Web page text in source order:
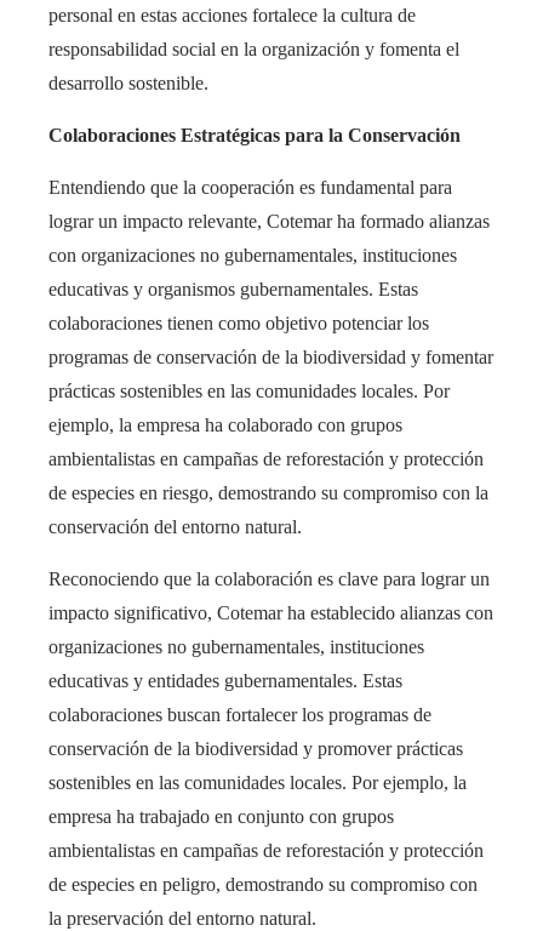
personal en estas acciones fortalece la cultura de
responsabilidad social en la organización y fomenta el
desarrollo sostenible.
Colaboraciones Estratégicas para la Conservación
Entendiendo que la cooperación es fundamental para
lograr un impacto relevante, Cotemar ha formado alianzas
con organizaciones no gubernamentales, instituciones
educativas y organismos gubernamentales. Estas
colaboraciones tienen como objetivo potenciar los
programas de conservación de la biodiversidad y fomentar
prácticas sostenibles en las comunidades locales. Por
ejemplo, la empresa ha colaborado con grupos
ambientalistas en campañas de reforestación y protección
de especies en riesgo, demostrando su compromiso con la
conservación del entorno natural.
Reconociendo que la colaboración es clave para lograr un
impacto significativo, Cotemar ha establecido alianzas con
organizaciones no gubernamentales, instituciones
educativas y entidades gubernamentales. Estas
colaboraciones buscan fortalecer los programas de
conservación de la biodiversidad y promover prácticas
sostenibles en las comunidades locales. Por ejemplo, la
empresa ha trabajado en conjunto con grupos
ambientalistas en campañas de reforestación y protección
de especies en peligro, demostrando su compromiso con
la preservación del entorno natural.